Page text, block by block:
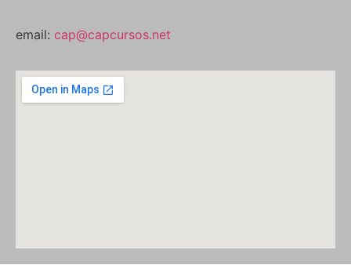
email: cap@capcursos.net